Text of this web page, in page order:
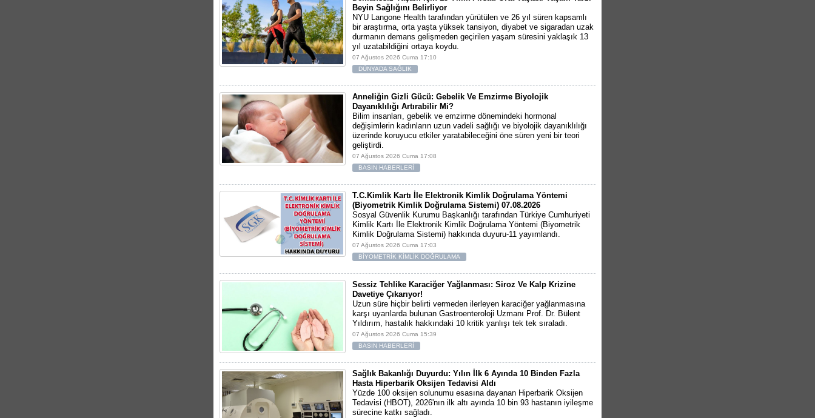
Beyin Sağlığını Belirliyor
NYU Langone Health tarafından yürütülen ve 26 yıl süren kapsamlı
bir araştırma, orta yaşta yüksek tansiyon, diyabet ve sigaradan uzak
durmanın demans gelişmeden geçirilen yaşam süresini yaklaşık 13
yıl uzatabildiğini ortaya koydu.
07 Ağustos 2026 Cuma 17:10
DÜNYADA SAĞLIK
Anneliğin Gizli Gücü: Gebelik Ve Emzirme Biyolojik
Dayanıklılığı Artırabilir Mi?
Bilim insanları, gebelik ve emzirme dönemindeki hormonal
değişimlerin kadınların uzun vadeli sağlığı ve biyolojik dayanıklılığı
üzerinde koruyucu etkiler yaratabileceğini öne süren yeni bir teori
geliştirdi.
07 Ağustos 2026 Cuma 17:08
BASIN HABERLERİ
T.C.Kimlik Kartı İle Elektronik Kimlik Doğrulama Yöntemi
(Biyometrik Kimlik Doğrulama Sistemi) 07.08.2026
Sosyal Güvenlik Kurumu Başkanlığı tarafından Türkiye Cumhuriyeti
Kimlik Kartı İle Elektronik Kimlik Doğrulama Yöntemi (Biyometrik
Kimlik Doğrulama Sistemi) hakkında duyuru-11 yayımlandı.
07 Ağustos 2026 Cuma 17:03
BİYOMETRİK KİMLİK DOĞRULAMA
Sessiz Tehlike Karaciğer Yağlanması: Siroz Ve Kalp Krizine
Davetiye Çıkarıyor!
Uzun süre hiçbir belirti vermeden ilerleyen karaciğer yağlanmasına
karşı uyarılarda bulunan Gastroenteroloji Uzmanı Prof. Dr. Bülent
Yıldırım, hastalık hakkındaki 10 kritik yanlışı tek tek sıraladı.
07 Ağustos 2026 Cuma 15:39
BASIN HABERLERİ
Sağlık Bakanlığı Duyurdu: Yılın İlk 6 Ayında 10 Binden Fazla
Hasta Hiperbarik Oksijen Tedavisi Aldı
Yüzde 100 oksijen solunumu esasına dayanan Hiperbarik Oksijen
Tedavisi (HBOT), 2026'nın ilk altı ayında 10 bin 93 hastanın iyileşme
sürecine katkı sağladı.